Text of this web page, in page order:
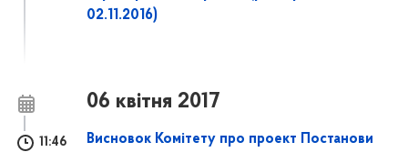
02.11.2016)
06 квітня 2017
11:46
Висновок Комітету про проект Постанови